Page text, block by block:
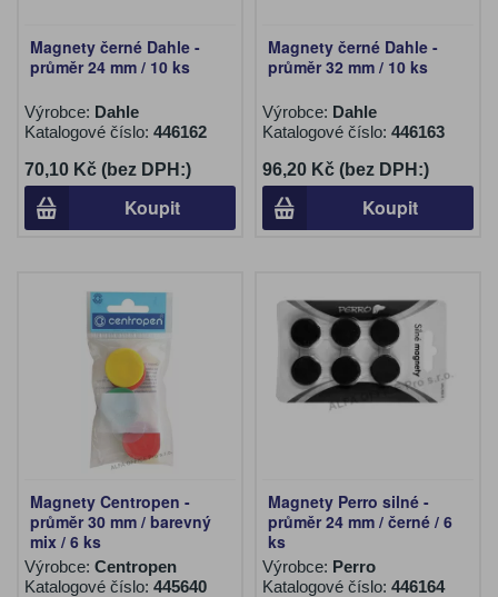
Magnety černé Dahle -
průměr 24 mm / 10 ks
Výrobce: Dahle
Katalogové číslo: 446162
70,10 Kč (bez DPH:)
Koupit
Magnety černé Dahle -
průměr 32 mm / 10 ks
Výrobce: Dahle
Katalogové číslo: 446163
96,20 Kč (bez DPH:)
Koupit
Magnety Centropen -
průměr 30 mm / barevný
mix / 6 ks
Výrobce: Centropen
Katalogové číslo: 445640
Magnety Perro silné -
průměr 24 mm / černé / 6
ks
Výrobce: Perro
Katalogové číslo: 446164